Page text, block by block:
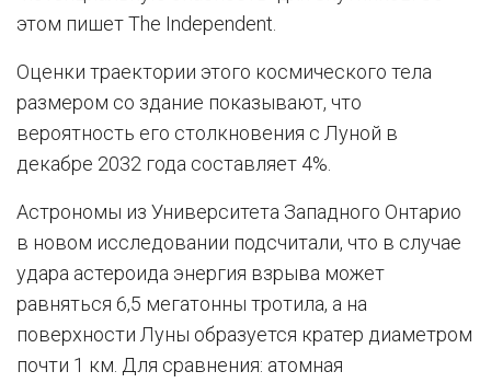
этом пишет The Independent.
Оценки траектории этого космического тела
размером со здание показывают, что
вероятность его столкновения с Луной в
декабре 2032 года составляет 4%.
Астрономы из Университета Западного Онтарио
в новом исследовании подсчитали, что в случае
удара астероида энергия взрыва может
равняться 6,5 мегатонны тротила, а на
поверхности Луны образуется кратер диаметром
почти 1 км. Для сравнения: атомная